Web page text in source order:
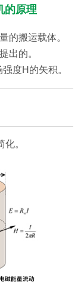
的原理
的搬运载体。
出的。
度H的矢积。
化。